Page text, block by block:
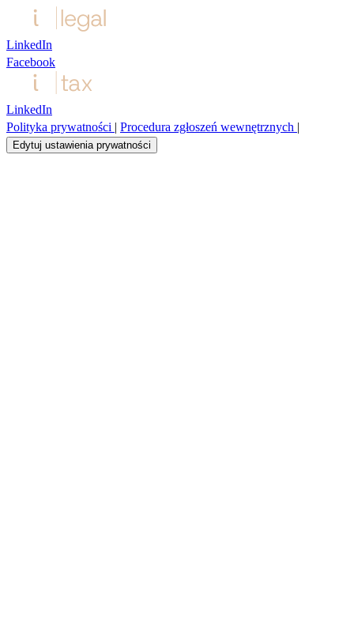
LinkedIn
Facebook
LinkedIn
Polityka prywatności | Procedura zgłoszeń wewnętrznych |
Edytuj ustawienia prywatności